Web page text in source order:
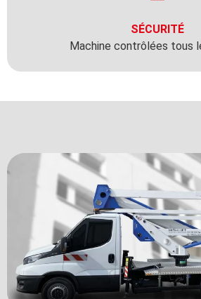
SÉCURITÉ
Machine contrôlées tous